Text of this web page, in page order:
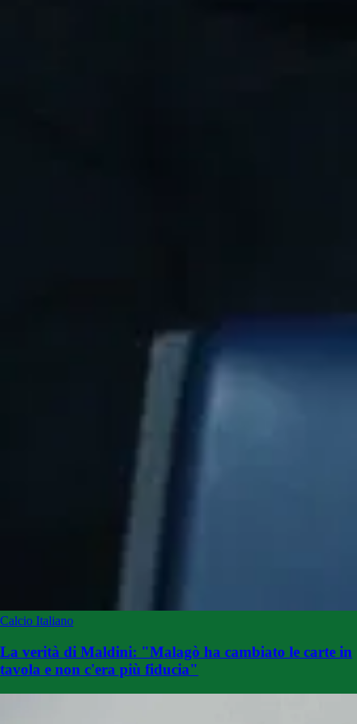
Calcio Italiano
La verità di Maldini: "Malagò ha cambiato le carte in
tavola e non c'era più fiducia"